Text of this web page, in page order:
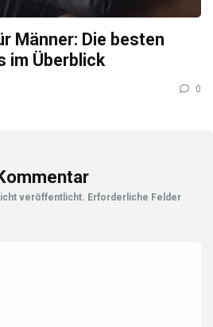
Männer: Die besten
im Überblick
0
veröffentlicht. Erforderliche Felder